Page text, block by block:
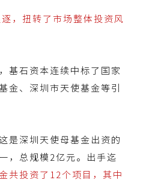
，扭转了市场整体投资风
基石资本连续中标了国家
金、深圳市天使基金等引
是深圳天使母基金出资的
，总规模2亿元。
出手迄
共投资了12个项目，其中